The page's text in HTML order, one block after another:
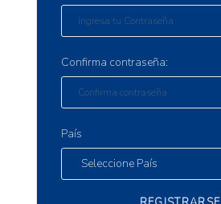
Confirma contraseña:
País